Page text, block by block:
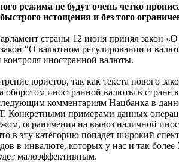
режима не будут очень четко
истощения и без того
страны 12 июня принял закон
“О валютном регулировании и
иностранной валюты.
юристов, так как текста нового
оборотом иностранной валюты в
комментариям Нацбанка в
Конкретными примерами данных
ограничения на вывоз наличной
что в эту категорию попадет широкий
в инвалюте, которых у нас и так
малоэффективным.